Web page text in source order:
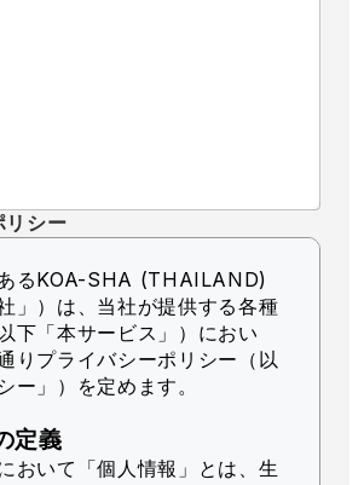
リシー
るKOA-SHA (THAILAND)
」） は、当社が提供する各種
下「本サービス」）におい
りプライバシーポリシー（以
ー」）を定めます。
定義
おいて「個人情報」とは、生